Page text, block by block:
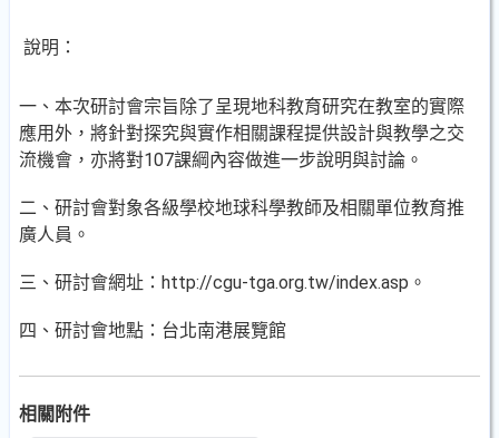
說明：
一、本次研討會宗旨除了呈現地科教育研究在教室的實際
應用外，將針對探究與實作相關課程提供設計與教學之交
流機會，亦將對107課綱內容做進一步說明與討論。
二、研討會對象各級學校地球科學教師及相關單位教育推
廣人員。
三、研討會網址：http://cgu-tga.org.tw/index.asp。
四、研討會地點：台北南港展覽館
相關附件